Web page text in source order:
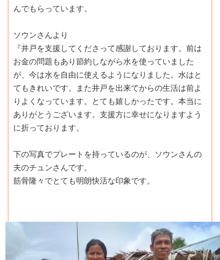
んでもらっています。
ソウンさんより
『井戸を支援してくださって感謝しております。前は
お金の問題もあり節約しながら水を使っていました
が、今は水を自由に使えるようになりました。水はと
てもきれいです。また井戸を出来てからの生活は前よ
りよくなっています。とても嬉しかったです。本当に
ありがとうございます。支援方に幸せになりますよう
に折っております。
下の写真でプレートを持っているのが、ソウンさんの
夫のチュンさんです。
筋骨隆々でとても明朗快活な印象です。